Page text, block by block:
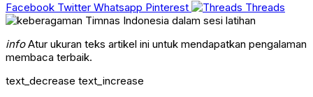
Facebook Twitter Whatsapp Pinterest Threads
infoAtur ukuran teks artikel ini untuk mendapatkan pengalaman
membaca terbaik.
text_decrease text_increase